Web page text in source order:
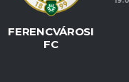
FERENCVÁROSI
FC